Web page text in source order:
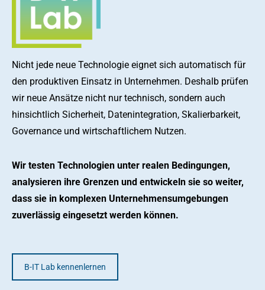
Nicht jede neue Technologie eignet sich automatisch für
den produktiven Einsatz in Unternehmen. Deshalb prüfen
wir neue Ansätze nicht nur technisch, sondern auch
hinsichtlich Sicherheit, Datenintegration, Skalierbarkeit,
Governance und wirtschaftlichem Nutzen.
Wir testen Technologien unter realen Bedingungen,
analysieren ihre Grenzen und entwickeln sie so weiter,
dass sie in komplexen Unternehmensumgebungen
zuverlässig eingesetzt werden können.
B-IT Lab kennenlernen